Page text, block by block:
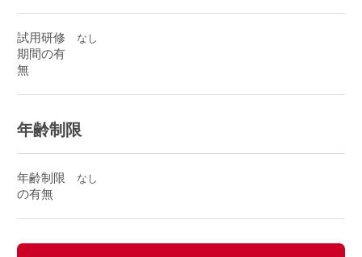
試用研修
期間の有
無
なし
年齢制限
年齢制限
の有無
なし